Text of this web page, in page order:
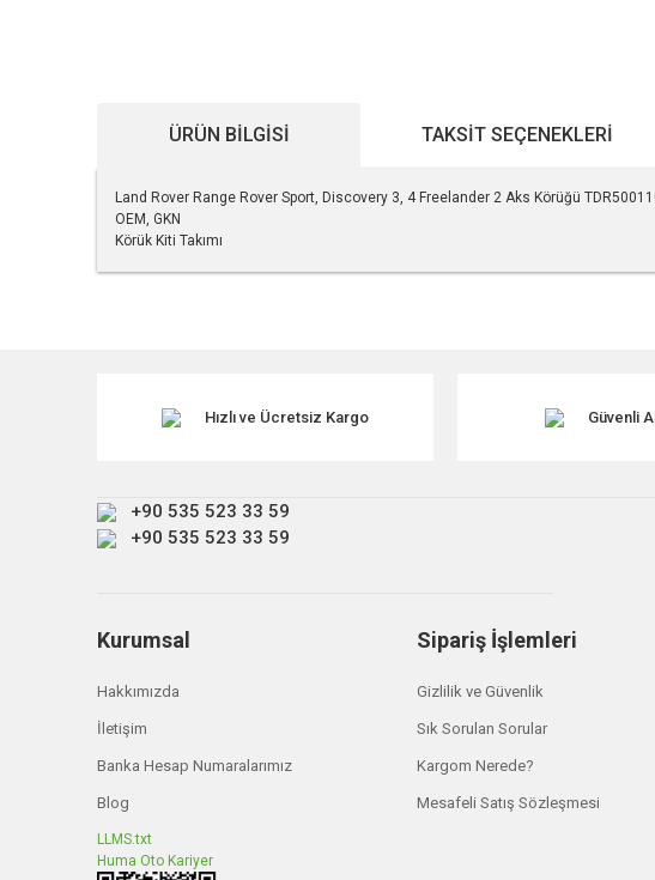
ÜRÜN BILGISI TAKSIT SEÇENEKLERI
Land Rover Range Rover Sport, Discovery 3, 4 Freelander 2 Aks Körüğü
OEM, GKN
Körük Kiti Takımı
Ürün açıklamasında eksik bilgiler bulunuyor.
Bu ürüne benzer farklı alternatifler olmalı.
Hızlı ve Ücretsiz Kargo Güvenli
+90 535 523 33 59
+90 535 523 33 59
Kurumsal
Hakkımızda
İletişim
Banka Hesap Numaralarımız
Blog
LLMS.txt
Huma Oto Kariyer
Sipariş İşlemleri
Gizlilik ve Güvenlik
Sık Sorulan Sorular
Kargom Nerede?
Mesafeli Satış Sözleşmesi